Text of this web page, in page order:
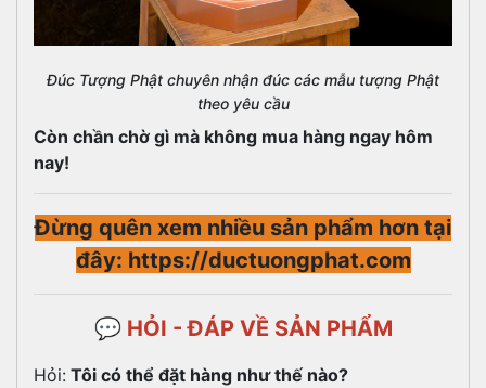
Đúc Tượng Phật chuyên nhận đúc các mẫu tượng Phật
theo yêu cầu
Còn chần chờ gì mà không mua hàng ngay hôm
nay!
Đừng quên xem nhiều sản phẩm hơn tại
đây: https://ductuongphat.com
💬 HỎI - ĐÁP VỀ SẢN PHẨM
Hỏi: Tôi có thể đặt hàng như thế nào?